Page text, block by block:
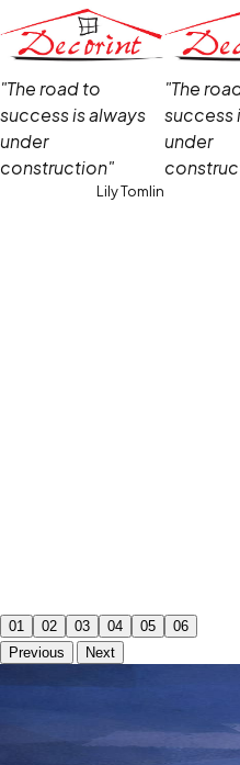
"The road to
success is always
under
construction"
Lily Tomlin
"The
success
under
01 02 03 04 05
06
Previous
Next